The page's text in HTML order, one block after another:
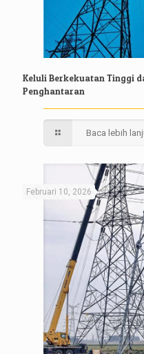
Keluli Berkekuatan Tinggi
Penghantaran
Baca lebih
Februari 10, 2026